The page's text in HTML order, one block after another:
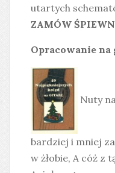
utartych
ZAMÓW
Opracowanie na
Nuty
bardziej i mniej
w żłobie, A cóż z